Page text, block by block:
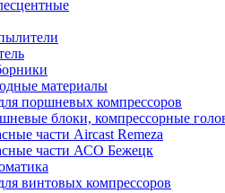
материалы
поршневых компрессоров
блоки, компрессорные
части Aircast Remeza
части АСО Бежецк
винтовых компрессоров